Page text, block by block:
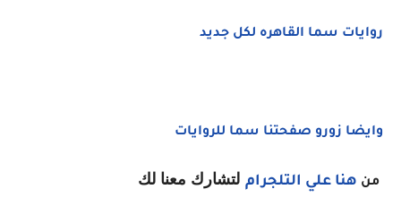
روايات سما القاهره لكل جديد
وايضا زورو صفحتنا سما للروايات
من هنا علي التلجرام لتشارك معنا لك